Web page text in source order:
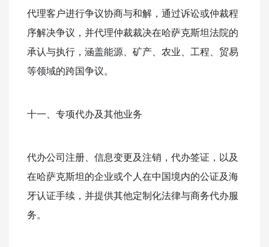
代理客户进行争议协商与和解，通过诉讼或仲裁程
序解决争议，并代理仲裁裁决在哈萨克斯坦法院的
承认与执行，涵盖能源、矿产、农业、工程、贸易
等领域的跨国争议。
十一、专项代办及其他业务
代办公司注册、信息变更及注销，代办签证，以及
在哈萨克斯坦的企业或个人在中国境内的公证及海
牙认证手续，并提供其他定制化法律与商务代办服
务。